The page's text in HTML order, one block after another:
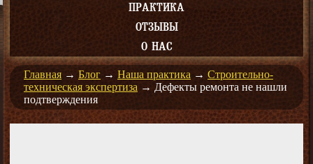
ПРАКТИКА
ОТЗЫВЫ
О НАС
Главная → Блог → Наша практика → Строительно-
техническая экспертиза → Дефекты ремонта не нашли
подтверждения